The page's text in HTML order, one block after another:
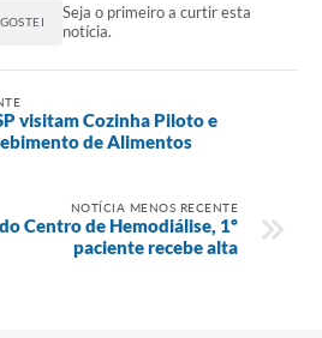
Seja o primeiro a curtir esta
notícia.
visitam Cozinha Piloto e
de Alimentos
NOTÍCIA MENOS RECENTE
Centro de Hemodiálise, 1º
paciente recebe alta